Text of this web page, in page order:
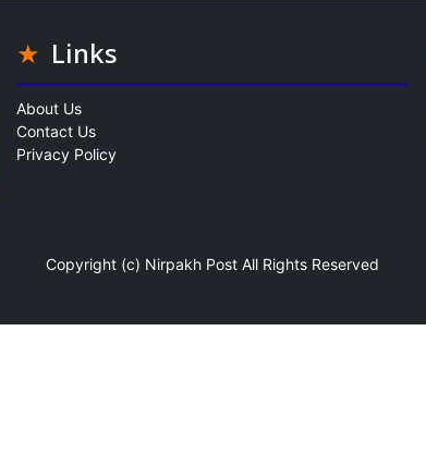
Links
About Us
Contact Us
Privacy Policy
Copyright (c) Nirpakh Post All Rights Reserved